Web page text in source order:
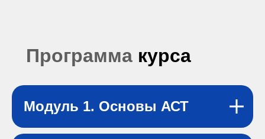
Программа курса
Модуль 1. Основы АСТ